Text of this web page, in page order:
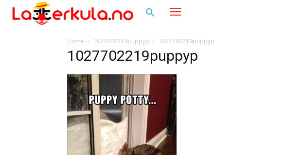
Home 1027702219puppyp 1027702219puppyp
1027702219puppyp